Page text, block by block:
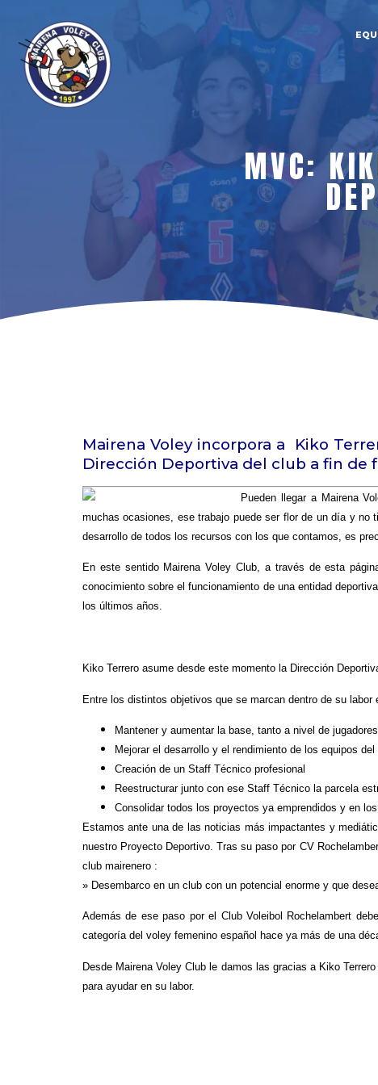
MVC:
Mairena Voley incorpora a Kiko
Dirección Deportiva del club a fin de
Pueden llegar a Mairena
muchas ocasiones, ese trabajo puede ser flor de un día y no
desarrollo de todos los recursos con los que contamos, es
En este sentido Mairena Voley Club, a través de esta
conocimiento sobre el funcionamiento de una entidad
los últimos años.
Kiko Terrero asume desde este momento la Dirección
Entre los distintos objetivos que se marcan dentro de su labor
Mantener y aumentar la base, tanto a nivel de
Mejorar el desarrollo y el rendimiento de los equipos
Creación de un Staff Técnico profesional
Reestructurar junto con ese Staff Técnico la parcela
Consolidar todos los proyectos ya emprendidos y en
Estamos ante una de las noticias más impactantes y
nuestro Proyecto Deportivo. Tras su paso por CV
club mairenero :
» Desembarco en un club con un potencial enorme y que
Además de ese paso por el Club Voleibol Rochelambert
categoría del voley femenino español hace ya más de una
Desde Mairena Voley Club le damos las gracias a Kiko
para ayudar en su labor.